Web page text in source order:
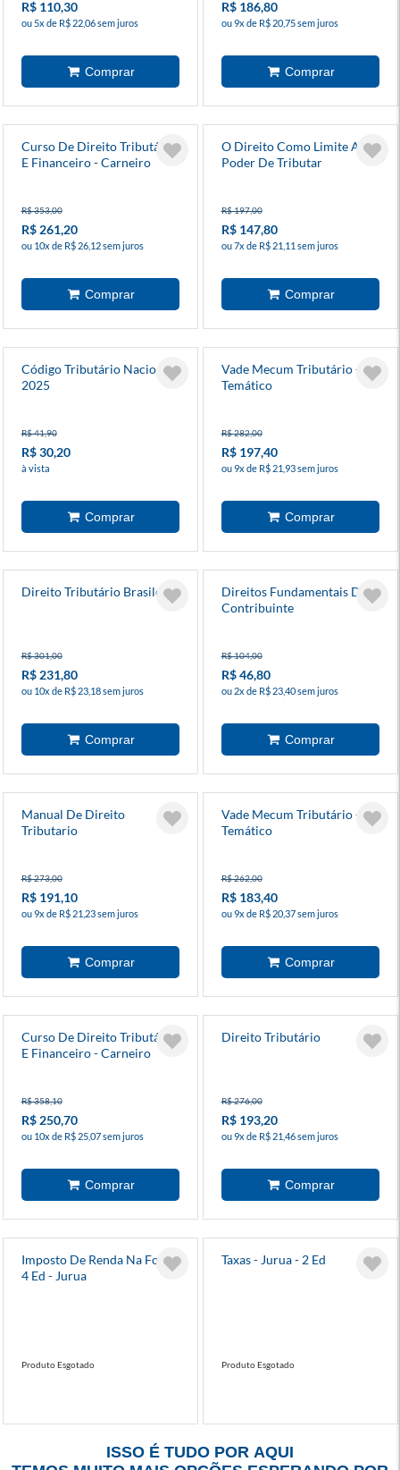
R$ 110,30
ou 5x de R$ 22,06 sem juros
R$ 186,80
ou 9x de R$ 20,75 sem juros
Curso De Direito Tributário
E Financeiro - Carneiro
R$ 353,00
R$ 261,20
ou 10x de R$ 26,12 sem juros
O Direito Como Limite Ao
Poder De Tributar
R$ 197,00
R$ 147,80
ou 7x de R$ 21,11 sem juros
Código Tributário Nacional
2025
R$ 41,90
R$ 30,20
à vista
Vade Mecum Tributário -
Temático
R$ 282,00
R$ 197,40
ou 9x de R$ 21,93 sem juros
Direito Tributário Brasileiro
R$ 301,00
R$ 231,80
ou 10x de R$ 23,18 sem juros
Direitos Fundamentais Do
Contribuinte
R$ 104,00
R$ 46,80
ou 2x de R$ 23,40 sem juros
Manual De Direito
Tributario
R$ 273,00
R$ 191,10
ou 9x de R$ 21,23 sem juros
Vade Mecum Tributário -
Temático
R$ 262,00
R$ 183,40
ou 9x de R$ 20,37 sem juros
Curso De Direito Tributário
E Financeiro - Carneiro
R$ 358,10
R$ 250,70
ou 10x de R$ 25,07 sem juros
Direito Tributário
R$ 276,00
R$ 193,20
ou 9x de R$ 21,46 sem juros
Imposto De Renda Na Fonte
4 Ed - Jurua
Produto Esgotado
Taxas - Jurua - 2 Ed
Produto Esgotado
ISSO É TUDO POR AQUI